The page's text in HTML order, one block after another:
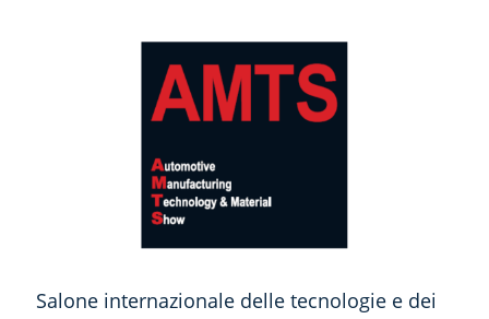
Salone internazionale delle tecnologie e dei